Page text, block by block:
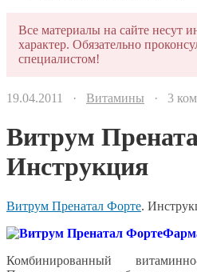
Все материалы на сайте несут
характер. Обязательно
специалистом!
19.04.2011 · Витамины · 3
Витрум
Инструкция
Витрум Пренатал Форте.
Комбинированный